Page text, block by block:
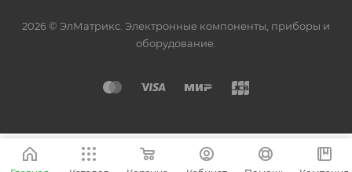
2026 © ЭлМатрикс. Электронные компоненты, приборы и
оборудование.